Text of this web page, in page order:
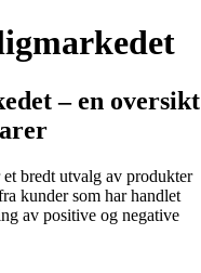
– en oversikt
bredt utvalg av produkter
kunder som har handlet
av positive og negative